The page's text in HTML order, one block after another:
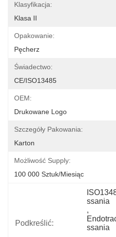
Klasyfikacja:
Klasa II
Opakowanie:
Pęcherz
Świadectwo:
CE/ISO13485
OEM:
Drukowane Logo
Szczegóły Pakowania:
Karton
Możliwość Supply:
100 000 Sztuk/miesiąc
Podkreślić:
ssania
,
ssania